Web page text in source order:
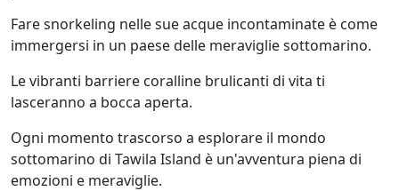
Fare snorkeling nelle sue acque incontaminate è come
immergersi in un paese delle meraviglie sottomarino.
Le vibranti barriere coralline brulicanti di vita ti
lasceranno a bocca aperta.
Ogni momento trascorso a esplorare il mondo
sottomarino di Tawila Island è un'avventura piena di
emozioni e meraviglie.